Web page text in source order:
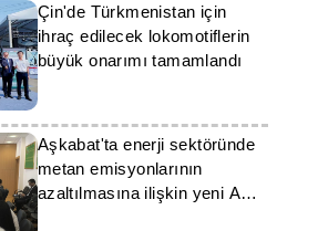
Çin'de Türkmenistan için
ihraç edilecek lokomotiflerin
büyük onarımı tamamlandı
Aşkabat'ta enerji sektöründe
metan emisyonlarının
azaltılmasına ilişkin yeni AB
gerekliliklerinin yerine